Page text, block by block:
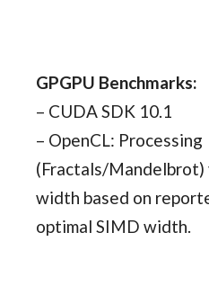
GPGPU Benchmarks:
– CUDA SDK 10.1
– OpenCL: Processing
(Fractals/
width based on
optimal SIMD width.